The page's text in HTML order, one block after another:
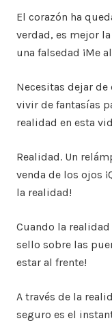
El corazón ha
verdad, es mejor
una falsedad ¡Me
Necesitas dejar de
vivir de fantasías
realidad en esta
Realidad. Un
venda de los ojos
la realidad!
Cuando la
sello sobre las
estar al frente!
A través de la
seguro es el